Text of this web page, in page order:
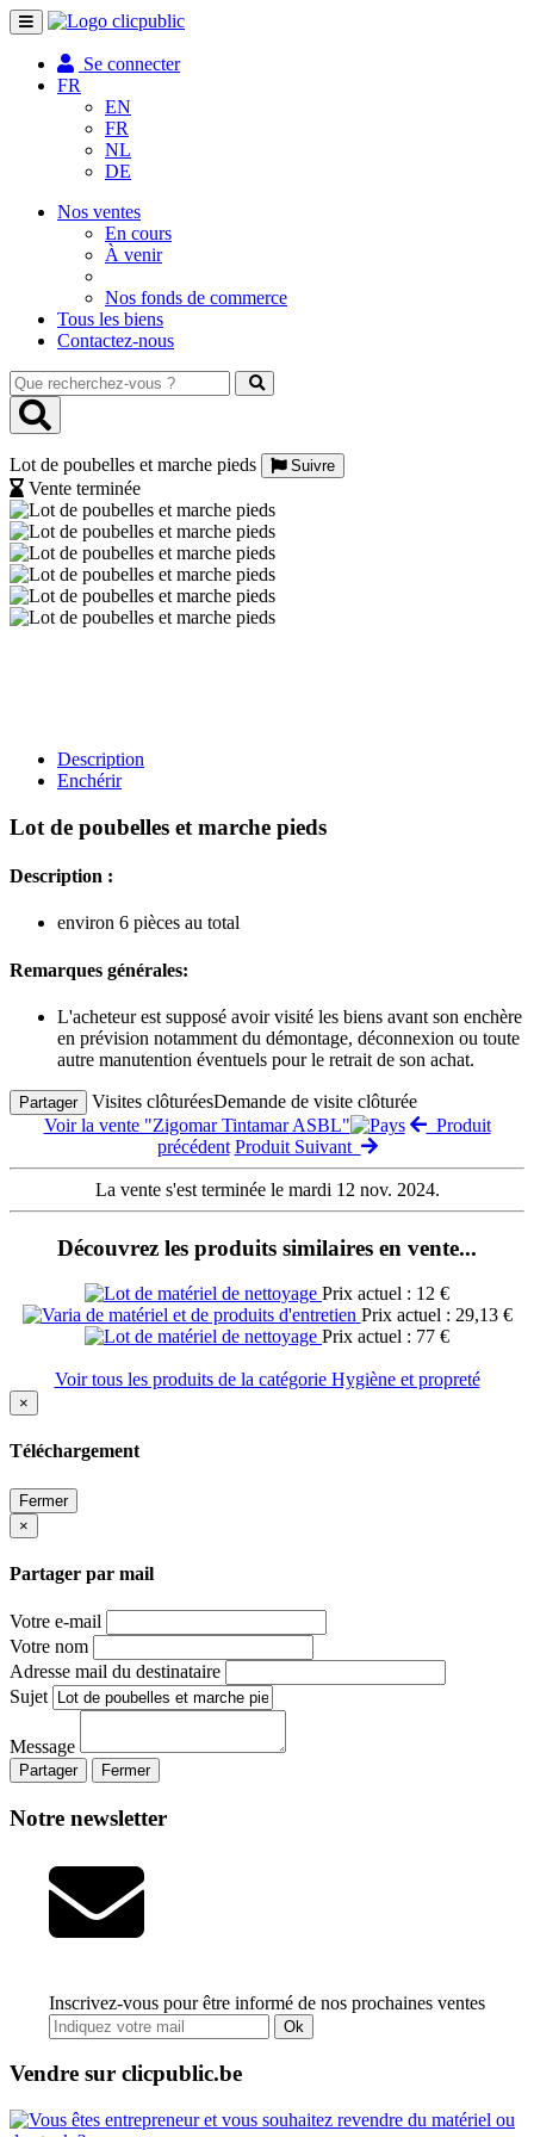
Toggle
navigation
Se connecter
FR
EN
FR
NL
DE
Nos ventes
En cours
À venir
Nos fonds de commerce
Tous les biens
Contactez-nous
Que
recherchez-
vous
Lot de poubelles et marche pieds
Suivre
Vente terminée
Description
Enchérir
Lot de poubelles et marche pieds
Description :
environ 6 pièces au total
Remarques générales:
L'acheteur est supposé avoir visité les biens avant son enchère
en prévision notamment du démontage, déconnexion ou toute
autre manutention éventuels pour le retrait de son achat.
Partager Visites clôturéesDemande de visite clôturée
Voir la vente "Zigomar Tintamar ASBL"
Produit
précédent Produit Suivant
La vente s'est terminée le mardi 12 nov. 2024.
Découvrez les produits similaires en vente...
Prix actuel : 12 €
Prix actuel : 29,13 €
Prix actuel : 77 €
Voir tous les produits de la catégorie Hygiène et propreté
×
Téléchargement
Fermer
×
Partager par mail
Votre e-mail
Votre nom
Adresse mail du destinataire
Sujet
Message
Partager Fermer
Notre newsletter
Inscrivez-vous pour être informé de nos prochaines ventes
Ok
Vendre sur clicpublic.be